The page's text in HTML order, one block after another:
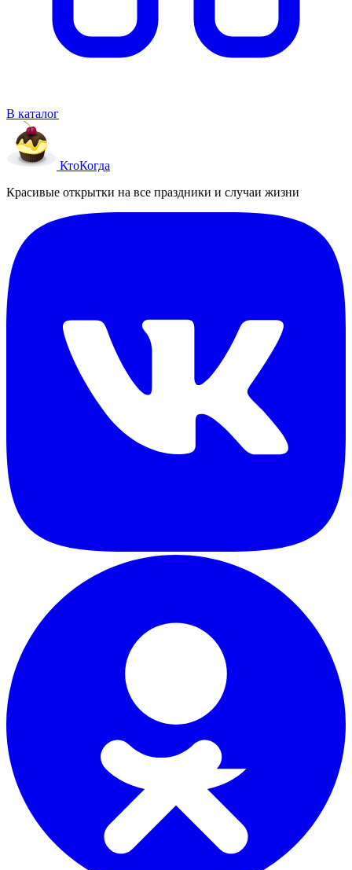
В каталог
КтоКогда
Красивые открытки на все праздники и случаи жизни